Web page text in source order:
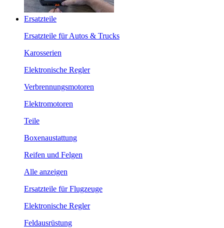
Ersatzteile
Ersatzteile für Autos & Trucks
Karosserien
Elektronische Regler
Verbrennungsmotoren
Elektromotoren
Teile
Boxenaustattung
Reifen und Felgen
Alle anzeigen
Ersatzteile für Flugzeuge
Elektronische Regler
Feldausrüstung